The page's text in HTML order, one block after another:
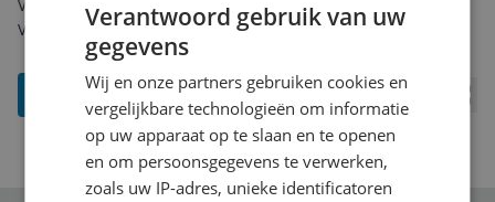
Vergelijk prijzen, specificaties en reviews om de beste
Valmont gezichtsreiniger te vinden die bij jou past.
Verantwoord gebruik van uw
gegevens
Wij en onze partners gebruiken cookies en
vergelijkbare technologieën om informatie
op uw apparaat op te slaan en te openen
en om persoonsgegevens te verwerken,
zoals uw IP-adres, unieke identificatoren